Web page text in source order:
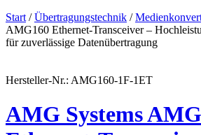
Start /Übertragungstechnik /
AMG160 Ethernet-Transceiver –
für zuverlässige Datenübertragung
Hersteller-Nr.: AMG160-1F-1ET
AMG Systems